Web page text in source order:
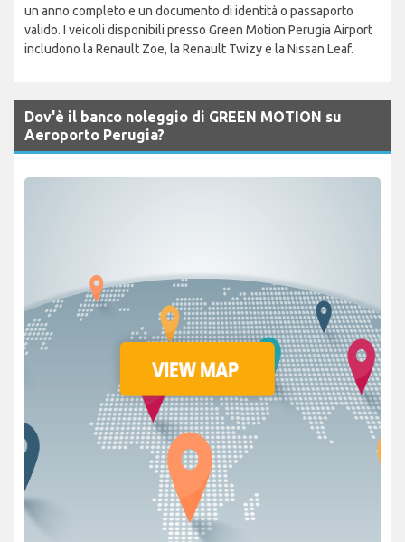
un anno completo e un documento di identità o passaporto
valido. I veicoli disponibili presso Green Motion Perugia Airport
includono la Renault Zoe, la Renault Twizy e la Nissan Leaf.
Dov'è il banco noleggio di GREEN MOTION su
Aeroporto Perugia?